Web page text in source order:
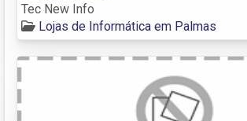
Tec New Info
Lojas de Informática em Palmas